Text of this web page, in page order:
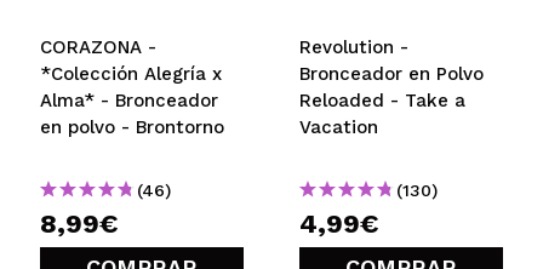
CORAZONA -
*Colección Alegría x
Alma* - Bronceador
en polvo - Brontorno
(46)
8,99€
Revolution -
Bronceador en Polvo
Reloaded - Take a
Vacation
(130)
4,99€